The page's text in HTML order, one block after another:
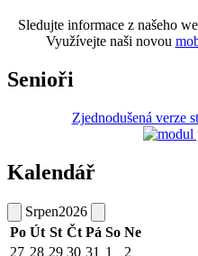
Sledujte informace z našeho
Využívejte naši novou
Senioři
Zjednodušená verze
Kalendář
Srpen2026
Po Út St Čt Pá So Ne
27 28 29 30 31 1
2